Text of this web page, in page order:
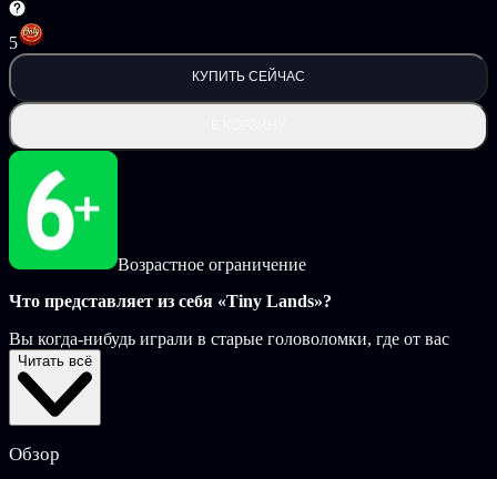
5
КУПИТЬ СЕЙЧАС
Возрастное ограничение
Что представляет из себя «Tiny Lands»?
Вы когда-нибудь играли в старые головоломки, где от вас
требовалось найти все отличия? В основе
тот же принцип, но с некоторыми изменениями.
Что же отличает ее от традиционных игр в стиле «Поиска
Читать всё
Обзор